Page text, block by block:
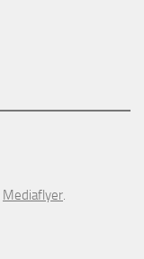
Mediaflyer